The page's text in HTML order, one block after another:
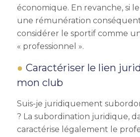
économique. En revanche, si
une rémunération
considérer le sportif comme
« professionnel ».
Caractériser le lien
mon club
Suis-je juridiquement
? La subordination juridique,
caractérise légalement le